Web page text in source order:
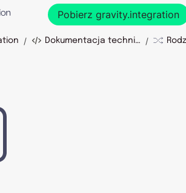
Pobierz gravity.integration
/ Dokumentacja techniczna /